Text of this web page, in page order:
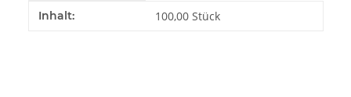
Produkteigenschaft
Wert
Inhalt: 100,00 Stück